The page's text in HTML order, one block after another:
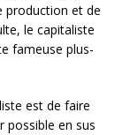
production et de
le capitaliste
fameuse plus-
est de faire
possible en sus